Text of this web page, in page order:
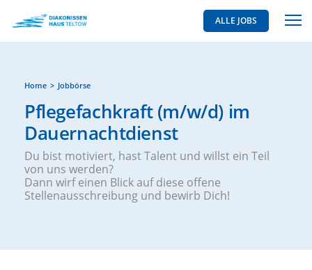
ALLE JOBS
Home Jobbörse
Pflegefachkraft (m/w/d) im
Dauernachtdienst
Du bist motiviert, hast Talent und willst ein Teil
von uns werden?
Dann wirf einen Blick auf diese offene
Stellenausschreibung und bewirb Dich!